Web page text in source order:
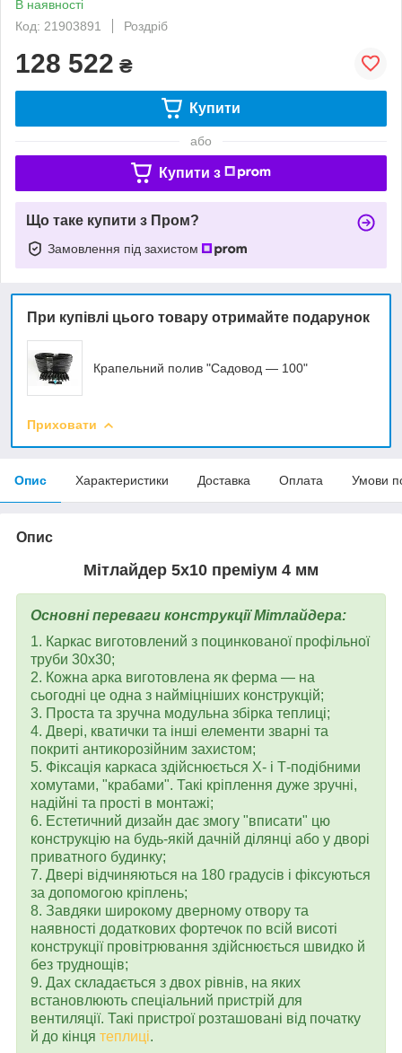
В наявності
Код: 21903891
Роздріб
128 522 ₴
Купити
або
Купити з
Що таке купити з Пром?
Замовлення під захистом
При купівлі цього товару отримайте подарунок
Крапельний полив "Садовод — 100"
Приховати
Опис Характеристики Доставка Оплата Умови
Опис
Мітлайдер 5х10 преміум 4 мм
Основні переваги конструкції Мітлайдера:
1. Каркас виготовлений з поцинкованої профільної
труби 30х30;
2. Кожна арка виготовлена як ферма — на
сьогодні це одна з найміцніших конструкцій;
3. Проста та зручна модульна збірка теплиці;
4. Двері, кватички та інші елементи зварні та
покриті антикорозійним захистом;
5. Фіксація каркаса здійснюється Х- і Т-подібними
хомутами, "крабами". Такі кріплення дуже зручні,
надійні та прості в монтажі;
6. Естетичний дизайн дає змогу "вписати" цю
конструкцію на будь-якій дачній ділянці або у дворі
приватного будинку;
7. Двері відчиняються на 180 градусів і фіксуються
за допомогою кріплень;
8. Завдяки широкому дверному отвору та
наявності додаткових фортечок по всій висоті
конструкції провітрювання здійснюється швидко й
без труднощів;
9. Дах складається з двох рівнів, на яких
встановлюють спеціальний пристрій для
вентиляції. Такі пристрої розташовані від початку
й до кінця теплиці.